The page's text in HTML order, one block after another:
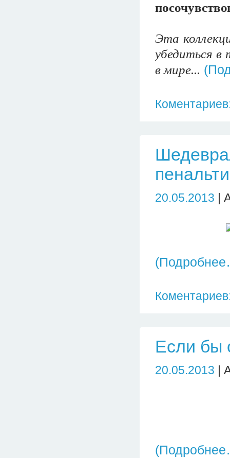
Эта
убедиться в
в мире...
20.05.2013 |
Если бы
20.05.2013 |